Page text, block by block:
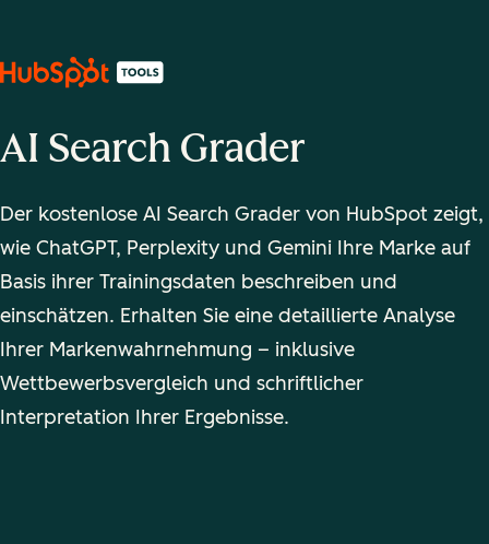
AI Search Grader
Der kostenlose AI Search Grader von HubSpot zeigt,
wie ChatGPT, Perplexity und Gemini Ihre Marke auf
Basis ihrer Trainingsdaten beschreiben und
einschätzen. Erhalten Sie eine detaillierte Analyse
Ihrer Markenwahrnehmung – inklusive
Wettbewerbsvergleich und schriftlicher
Interpretation Ihrer Ergebnisse.